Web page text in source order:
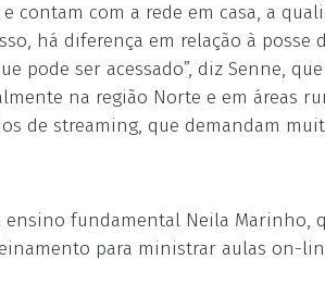
contam com a rede em casa, a
há diferença em relação à posse
ser acessado”, diz Senne,
na região Norte e em áreas
de streaming, que demandam
ensino fundamental Neila Marinho,
para ministrar aulas on-